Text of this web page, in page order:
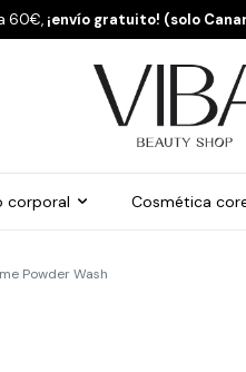
60€, ¡envío gratuito! (solo
corporal Cosmética
Powder Wash